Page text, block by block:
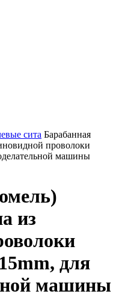
сита Барабанная
проволоки
машины
из
для
машины